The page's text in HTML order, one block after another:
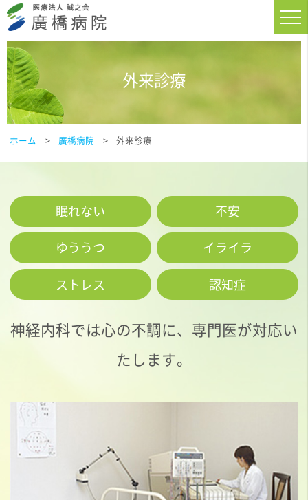
外来診療
ホーム 廣橋病院 外来診療
眠れない
不安
ゆううつ
イライラ
ストレス
認知症
神経内科では心の不調に、専門医が対応い
たします。